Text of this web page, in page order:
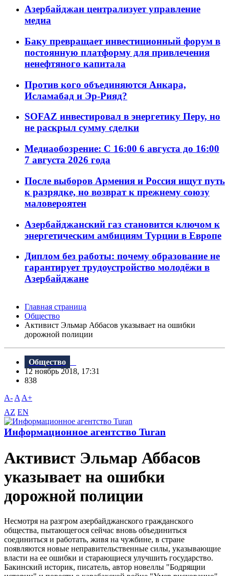
Азербайджан централизует управление
медиа
Баку превращает инвестиционный форум в
постоянную платформу для привлечения
ненефтяного капитала
Против кого объединяются Анкара,
Исламабад и Эр-Рияд?
SOFAZ инвестировал в энергетику Перу, но
не раскрыл сумму сделки
Медиаобозрение: С 16:00 6 августа до 16:00
7 августа 2026 года
После выборов Армения и Россия ищут путь
к разрядке, но возврат к прежнему союзу
маловероятен
Азербайджанский газ становится ключом к
энергетическим амбициям Турции в Европе
Диплом без работы: почему образование не
гарантирует трудоустройство молодёжи в
Азербайджане
Главная страница
Общество
Активист Эльмар Аббасов указывает на ошибки
дорожной полиции
Общество
12 ноябрь 2018, 17:31
838
A- A A+
AZ EN
Информационное агентство Turan
Активист Эльмар Аббасов
указывает на ошибки
дорожной полиции
Несмотря на разгром азербайджанского гражданского
общества, пытающегося сейчас вновь объединиться
соединиться и работать, живя на чужбине, в стране
появляются новые неправительственные силы, указывающие
власти на ее ошибки и старающиеся улучшить государство.
Бакинский историк, писатель, автор новеллы "Бодрящии